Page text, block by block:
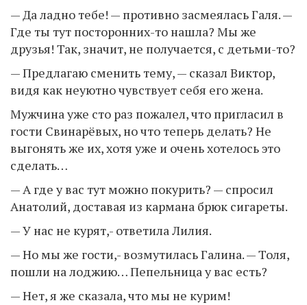
— Да ладно тебе! — противно засмеялась Галя. —
Где ты тут посторонних-то нашла? Мы же
друзья! Так, значит, не получается, с детьми-то?
— Предлагаю сменить тему, — сказал Виктор,
видя как неуютно чувствует себя его жена.
Мужчина уже сто раз пожалел, что пригласил в
гости Свинарёвых, но что теперь делать? Не
выгонять же их, хотя уже и очень хотелось это
сделать…
— А где у вас тут можно покурить? — спросил
Анатолий, доставая из кармана брюк сигареты.
— У нас не курят,- ответила Лилия.
— Но мы же гости,- возмутилась Галина. — Толя,
пошли на лоджию… Пепельница у вас есть?
— Нет, я же сказала, что мы не курим!